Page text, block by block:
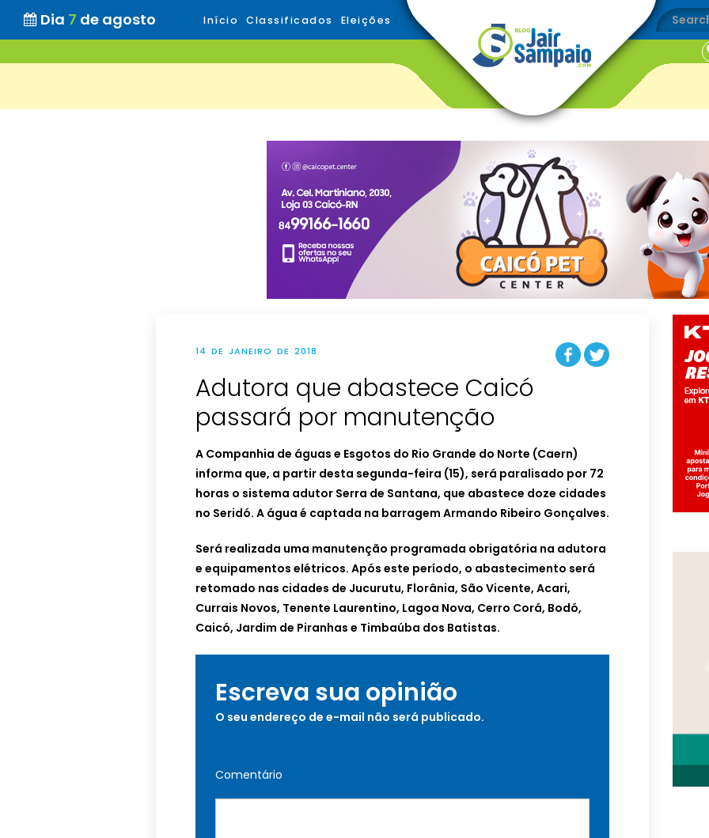
Dia 7 de agosto Início Classificados Eleições
14 DE JANEIRO DE 2018
Adutora que abastece Caicó
passará por manutenção
A Companhia de águas e Esgotos do Rio Grande do Norte (Caern)
informa que, a partir desta segunda-feira (15), será paralisado por 72
horas o sistema adutor Serra de Santana, que abastece doze cidades
no Seridó. A água é captada na barragem Armando Ribeiro Gonçalves.
Será realizada uma manutenção programada obrigatória na adutora
e equipamentos elétricos. Após este período, o abastecimento será
retomado nas cidades de Jucurutu, Florânia, São Vicente, Acari,
Currais Novos, Tenente Laurentino, Lagoa Nova, Cerro Corá, Bodó,
Caicó, Jardim de Piranhas e Timbaúba dos Batistas.
Escreva sua opinião
O seu endereço de e-mail não será publicado.
Comentário